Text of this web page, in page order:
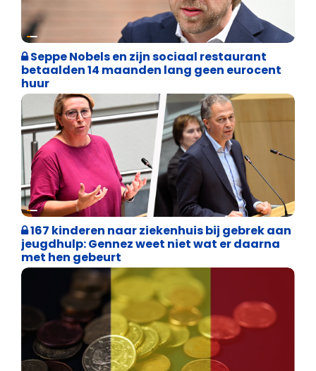
Binnenland politiek
Seppe Nobels en zijn sociaal restaurant
betaalden 14 maanden lang geen eurocent
huur
Binnenland politiek
167 kinderen naar ziekenhuis bij gebrek aan
jeugdhulp: Gennez weet niet wat er daarna
met hen gebeurt